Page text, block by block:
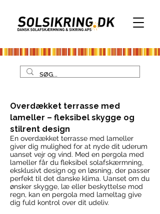
Overdækket terrasse med
lameller – fleksibel skygge og
stilrent design
En overdækket terrasse med lameller
giver dig mulighed for at nyde dit uderum
uanset vejr og vind. Med en pergola med
lameller får du fleksibel solafskærmning,
eksklusivt design og en løsning, der passer
perfekt til det danske klima. Uanset om du
ønsker skygge, læ eller beskyttelse mod
regn, kan en pergola med lameltag give
dig fuld kontrol over dit udeliv.